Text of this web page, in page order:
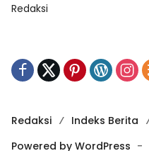
Redaksi
Redaksi Indeks Berita
Powered by WordPress -